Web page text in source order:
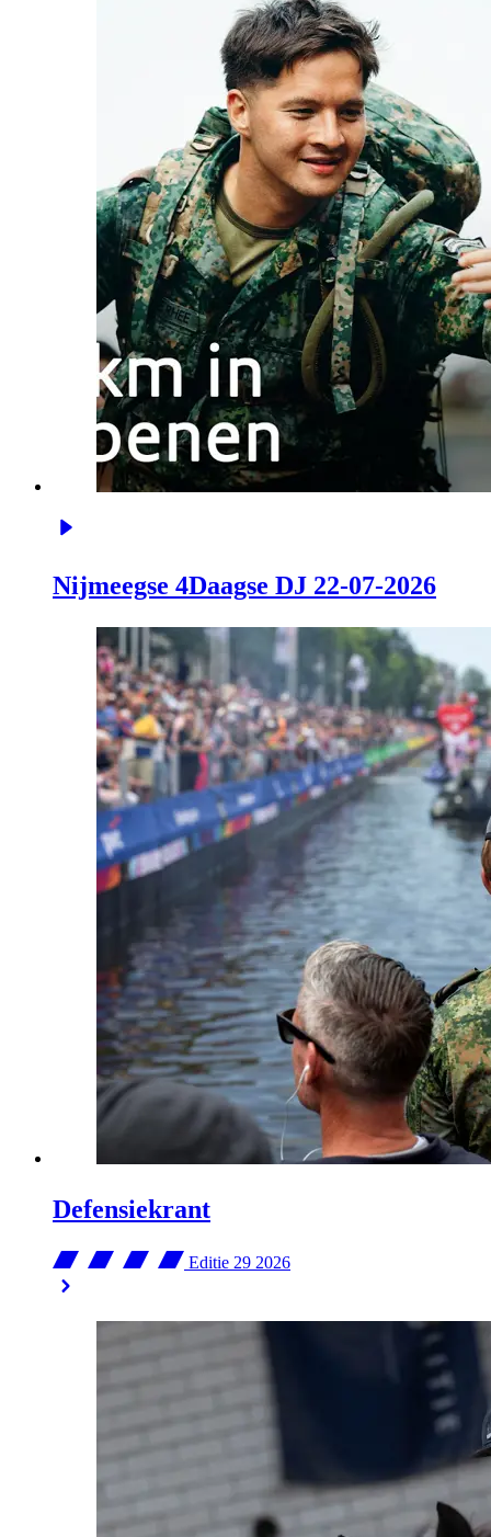
Nijmeegse 4Daagse DJ 22-07-2026
Defensiekrant
Editie 29 2026